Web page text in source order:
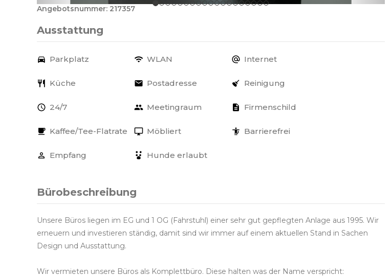
Angebotsnummer: 217357
Ausstattung
Parkplatz WLAN Internet
Küche Postadresse Reinigung
24/7 Meetingraum Firmenschild
Kaffee/Tee-Flatrate Möbliert Barrierefrei
Empfang Hunde erlaubt
Bürobeschreibung
Unsere Büros liegen im EG und 1 OG (Fahrstuhl) einer sehr gut gepflegten Anlage aus 1995. Wir
erneuern und investieren ständig, damit sind wir immer auf einem aktuellen Stand in Sachen
Design und Ausstattung.
Wir vermieten unsere Büros als Komplettbüro. Diese halten was der Name verspricht: